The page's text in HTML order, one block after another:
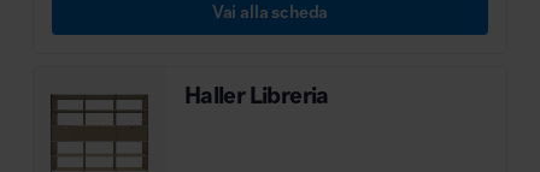
Vai alla scheda
Haller Libreria